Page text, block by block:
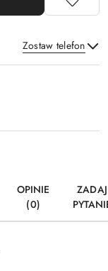
Zostaw telefon
OPINIE
(0)
ZADAJ